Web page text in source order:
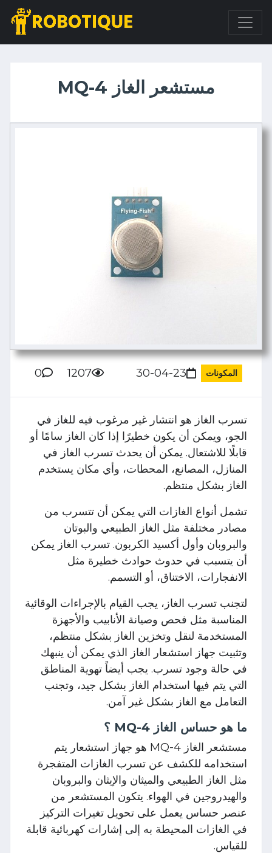
مستشعر الغاز MQ-4
المكونات 30-04-23
1207
0
تسرب الغاز هو انتشار غير مرغوب فيه للغاز في
الجو، ويمكن أن يكون خطيرًا إذا كان الغاز سامًا أو
قابلًا للاشتعال. يمكن أن يحدث تسرب الغاز في
المنازل، المصانع، المحطات، وأي مكان يستخدم
الغاز بشكل منتظم.
تشمل أنواع الغازات التي يمكن أن تتسرب من
مصادر مختلفة مثل الغاز الطبيعي والبوتان
والبروبان وأول أكسيد الكربون. تسرب الغاز يمكن
أن يتسبب في حدوث حوادث خطيرة مثل
الانفجارات، الاختناق، أو التسمم.
لتجنب تسرب الغاز، يجب القيام بالإجراءات الوقائية
المناسبة مثل فحص وصيانة الأنابيب والأجهزة
المستخدمة لنقل وتخزين الغاز بشكل منتظم،
وتثبيت جهاز استشعار الغاز الذي يمكن أن ينبهك
في حالة وجود تسرب. يجب أيضاً تهوية المناطق
التي يتم فيها استخدام الغاز بشكل جيد، وتجنب
التعامل مع الغاز بشكل غير آمن.
ما هو حساس الغاز MQ-4 ؟
مستشعر الغاز MQ-4 هو جهاز استشعار يتم
استخدامه للكشف عن تسرب الغازات المتفجرة
مثل الغاز الطبيعي والميثان والإيثان والبروبان
والهيدروجين في الهواء. يتكون المستشعر من
عنصر حساس يعمل على تحويل تغيرات التركيز
في الغازات المحيطة به إلى إشارات كهربائية قابلة
للقياس.